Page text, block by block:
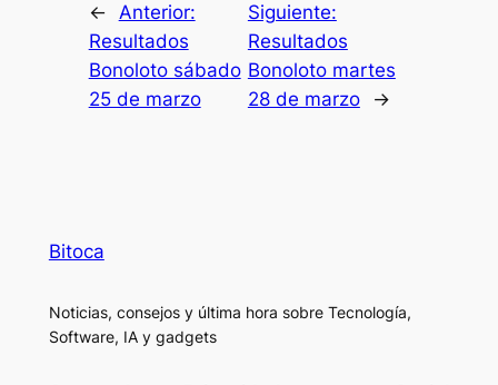
← Anterior:
Resultados
Bonoloto sábado
25 de marzo
Siguiente:
Resultados
Bonoloto martes
28 de marzo
→
Bitoca
Noticias, consejos y última hora sobre Tecnología,
Software, IA y gadgets